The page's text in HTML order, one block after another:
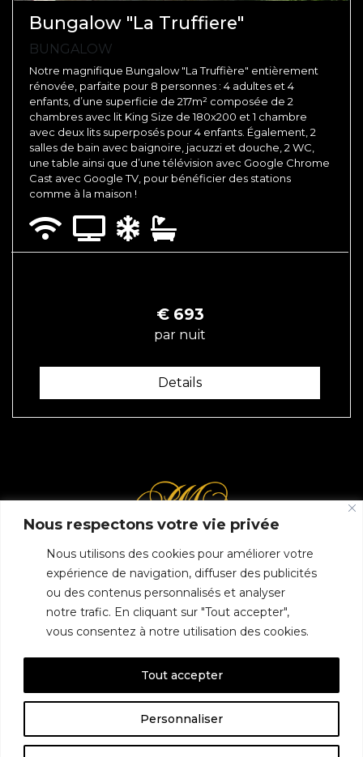
Nous respectons votre vie privée
Nous utilisons des cookies pour améliorer votre
expérience de navigation, diffuser des publicités
ou des contenus personnalisés et analyser
notre trafic. En cliquant sur "Tout accepter",
vous consentez à notre utilisation des cookies.
Personnaliser
Tout accepter
Bungalow "La Truffiere"
BUNGALOW
Notre magnifique Bungalow "La Truffière" entièrement
rénovée, parfaite pour 8 personnes : 4 adultes et 4
enfants, d’une superficie de 217m² composée de 2
chambres avec lit King Size de 180x200 et 1 chambre
avec deux lits superposés pour 4 enfants. Également, 2
salles de bain avec baignoire, jacuzzi et douche, 2 WC,
une table ainsi que d’une télévision avec Google Chrome
Cast avec Google TV, pour bénéficier des stations
comme à la maison !
€ 693
par nuit
Details
INFORMATIONS COMPLÉMENTAIRES GUIDE LOCAL
MENTIONS LÉGALES
CONDITIONS GÉNÉRALES DE VENTE (CGV)
POLITIQUE DE CONFIDENTIALITÉ
SITE RÉALISÉ PAR EMPREINTE SEO